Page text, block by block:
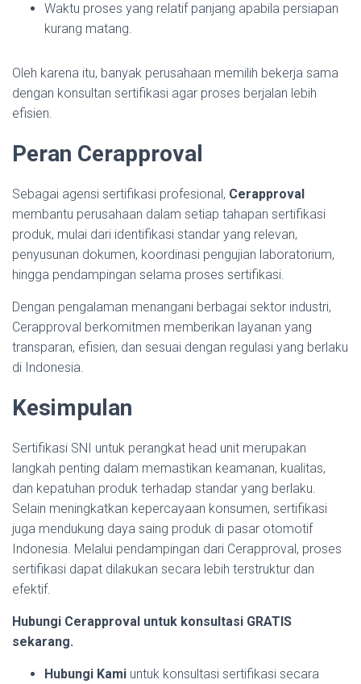
Waktu proses yang relatif panjang apabila persiapan
kurang matang.
Oleh karena itu, banyak perusahaan memilih bekerja sama
dengan konsultan sertifikasi agar proses berjalan lebih
efisien.
Peran Cerapproval
Sebagai agensi sertifikasi profesional, Cerapproval
membantu perusahaan dalam setiap tahapan sertifikasi
produk, mulai dari identifikasi standar yang relevan,
penyusunan dokumen, koordinasi pengujian laboratorium,
hingga pendampingan selama proses sertifikasi.
Dengan pengalaman menangani berbagai sektor industri,
Cerapproval berkomitmen memberikan layanan yang
transparan, efisien, dan sesuai dengan regulasi yang berlaku
di Indonesia.
Kesimpulan
Sertifikasi SNI untuk perangkat head unit merupakan
langkah penting dalam memastikan keamanan, kualitas,
dan kepatuhan produk terhadap standar yang berlaku.
Selain meningkatkan kepercayaan konsumen, sertifikasi
juga mendukung daya saing produk di pasar otomotif
Indonesia. Melalui pendampingan dari Cerapproval, proses
sertifikasi dapat dilakukan secara lebih terstruktur dan
efektif.
Hubungi Cerapproval untuk konsultasi GRATIS
sekarang.
Hubungi Kami untuk konsultasi sertifikasi secara